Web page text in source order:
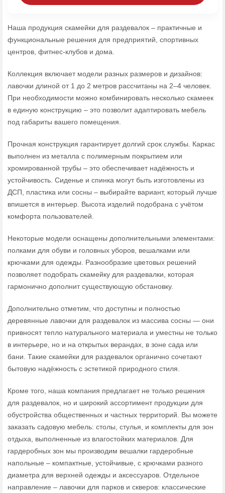
Наша продукция скамейки для раздевалок – практичные и
функциональные решения для предприятий, спортивных
центров, фитнес‑клубов и дома.
Коллекция включает модели разных размеров и дизайнов:
лавочки длиной от 1 до 2 метров рассчитаны на 2–4 человек.
При необходимости можно комбинировать несколько скамеек
в единую конструкцию – это позволит адаптировать мебель
под габариты вашего помещения.
Прочная конструкция гарантирует долгий срок службы. Каркас
выполнен из металла с полимерным покрытием или
хромированной трубы – это обеспечивает надёжность и
устойчивость. Сиденье и спинка могут быть изготовлены из
ДСП, пластика или сосны – выбирайте вариант, который лучше
впишется в интерьер. Высота изделий подобрана с учётом
комфорта пользователей.
Некоторые модели оснащены дополнительными элементами:
полками для обуви и головных уборов, вешалками или
крючками для одежды. Разнообразие цветовых решений
позволяет подобрать скамейку для раздевалки, которая
гармонично дополнит существующую обстановку.
Дополнительно отметим, что доступны и полностью
деревянные лавочки для раздевалок из массива сосны — они
привносят тепло натурального материала и уместны не только
в интерьере, но и на открытых верандах, в зоне сада или
бани. Такие скамейки для раздевалок органично сочетают
бытовую надёжность с эстетикой природного стиля.
Кроме того, наша компания предлагает не только решения
для раздевалок, но и широкий ассортимент продукции для
обустройства общественных и частных территорий. Вы можете
заказать садовую мебель: столы, стулья, и комплекты для зон
отдыха, выполненные из влагостойких материалов. Для
гардеробных зон мы производим вешалки гардеробные
напольные – компактные, устойчивые, с крючками разного
диаметра для верхней одежды и аксессуаров. Отдельное
направление – лавочки для парков и скверов: классические